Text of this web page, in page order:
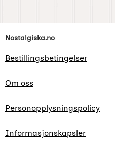
Footer-innhold
Nostalgiska.no
Bestillingsbetingelser
Om oss
Personopplysningspolicy
Informasjonskapsler